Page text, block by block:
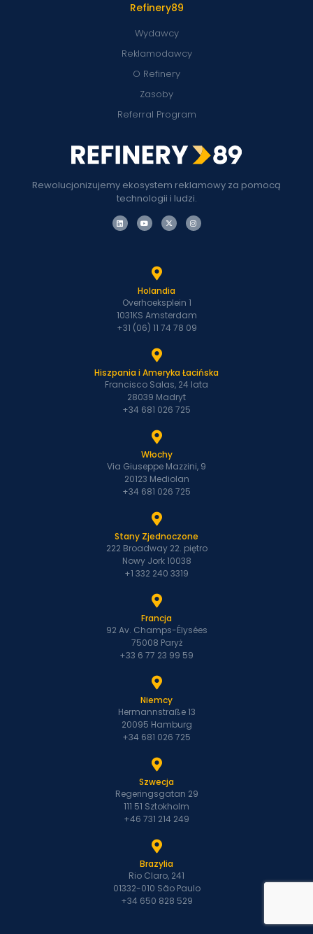
Rewolucjonizujemy ekosystem reklamowy za pomocą
technologii i ludzi.
Refinery89
Wydawcy
Reklamodawcy
O Refinery
Zasoby
Referral Program
Holandia
Overhoeksplein 1
1031KS Amsterdam
+31 (06) 11 74 78 09
Hiszpania i Ameryka Łacińska
Francisco Salas, 24 lata
28039 Madryt
+34 681 026 725
Włochy
Via Giuseppe Mazzini, 9
20123 Mediolan
+34 681 026 725
Stany Zjednoczone
222 Broadway 22. piętro
Nowy Jork 10038
+1 332 240 3319
Francja
92 Av. Champs-Élysées
75008 Paryż
+33 6 77 23 99 59
Niemcy
Hermannstraße 13
20095 Hamburg
+34 681 026 725
Szwecja
Regeringsgatan 29
111 51 Sztokholm
+46 731 214 249
Brazylia
Rio Claro, 241
01332-010 São Paulo
+34 650 828 529